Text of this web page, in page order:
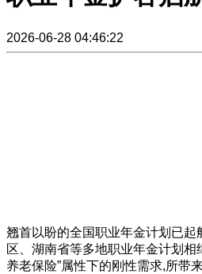
2026-06-28 04:46:22
翘首以盼的全国职业年金计划已
区、湖南省等多地职业年金计划
养老保险”属性下的刚性需求,所带